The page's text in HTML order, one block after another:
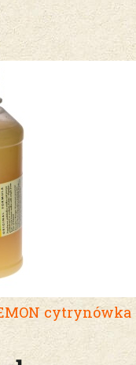
cytrynówka